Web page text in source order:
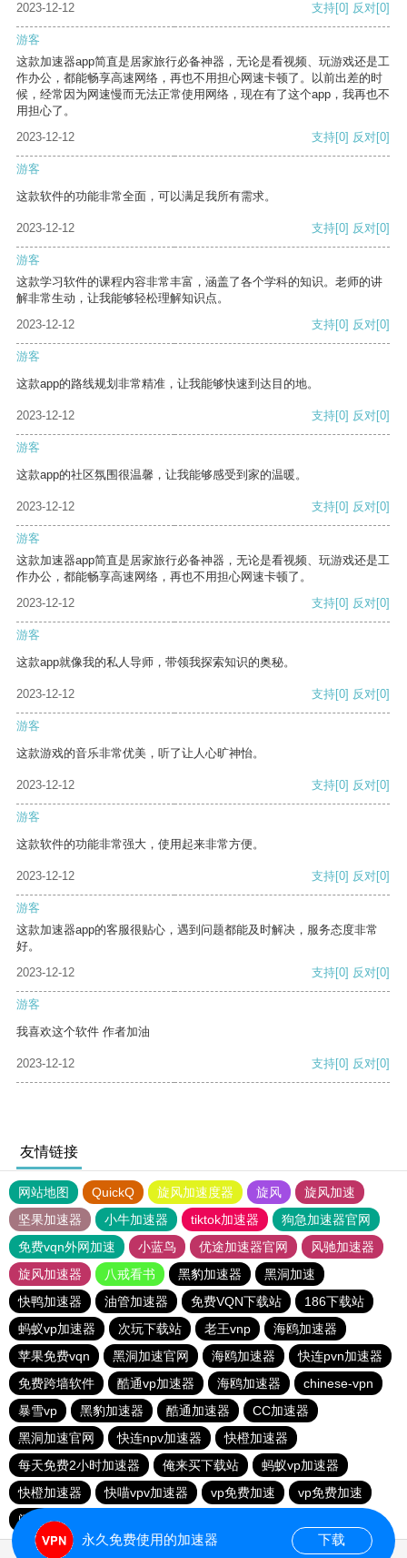
2023-12-12 支持[0] 反对[0]
游客
这款加速器app简直是居家旅行必备神器，无论是看视频、玩游戏还是工
作办公，都能畅享高速网络，再也不用担心网速卡顿了。以前出差的时
候，经常因为网速慢而无法正常使用网络，现在有了这个app，我再也不
用担心了。
2023-12-12
支持[0] 反对[0]
游客
这款软件的功能非常全面，可以满足我所有需求。
2023-12-12 支持[0] 反对[0]
游客
这款学习软件的课程内容非常丰富，涵盖了各个学科的知识。老师的讲
解非常生动，让我能够轻松理解知识点。
2023-12-12
支持[0] 反对[0]
游客
这款app的路线规划非常精准，让我能够快速到达目的地。
2023-12-12 支持[0] 反对[0]
游客
这款app的社区氛围很温馨，让我能够感受到家的温暖。
2023-12-12 支持[0] 反对[0]
游客
这款加速器app简直是居家旅行必备神器，无论是看视频、玩游戏还是工
作办公，都能畅享高速网络，再也不用担心网速卡顿了。
2023-12-12
支持[0] 反对[0]
游客
这款app就像我的私人导师，带领我探索知识的奥秘。
2023-12-12 支持[0] 反对[0]
游客
这款游戏的音乐非常优美，听了让人心旷神怡。
2023-12-12 支持[0] 反对[0]
游客
这款软件的功能非常强大，使用起来非常方便。
2023-12-12 支持[0] 反对[0]
游客
这款加速器app的客服很贴心，遇到问题都能及时解决，服务态度非常
好。
2023-12-12
支持[0] 反对[0]
游客
我喜欢这个软件 作者加油
2023-12-12 支持[0] 反对[0]
友情链接
网站地图 QuickQ 旋风加速度器 旋风
旋风加速
坚果加速器
小牛加速器 tiktok加速器
狗急加速器官网
免费vqn外网加速
小蓝鸟 优途加速器官网
风驰加速器
旋风加速器
八戒看书 黑豹加速器
黑洞加速
快鸭加速器
油管加速器 免费VQN下载站
186下载站
蚂蚁vp加速器
次玩下载站 老王vnp
海鸥加速器
苹果免费vqn
黑洞加速官网 海鸥加速器
快连pvn加速器
免费跨墙软件
酷通vp加速器 海鸥加速器
chinese-vpn
暴雪vp
黑豹加速器 酷通加速器
CC加速器
黑洞加速官网
快连npv加速器
快橙加速器
每天免费2小时加速器
俺来买下载站
蚂蚁vp加速器
快橙加速器
快喵vpv加速器 vp免费加速
vp免费加速
闪电猫加速器-speedcat
永久免费使用的加速器 下载